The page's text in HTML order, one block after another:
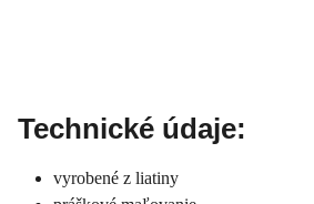
Technické údaje:
vyrobené z liatiny